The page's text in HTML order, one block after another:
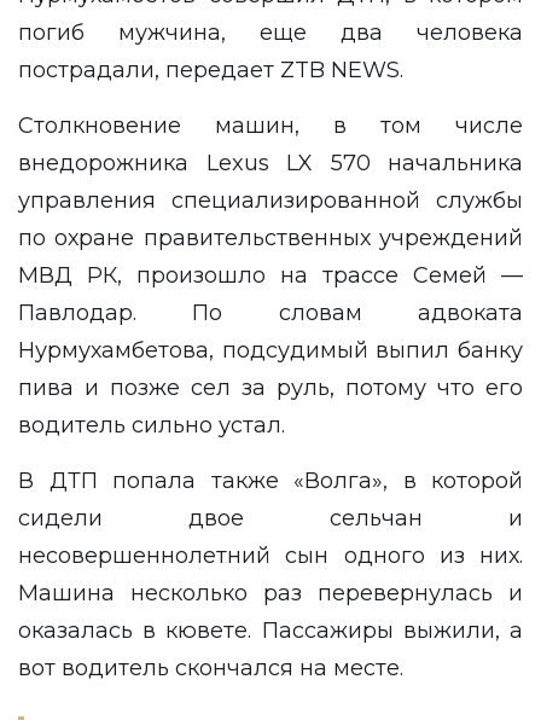
погиб мужчина, еще два человека
пострадали, передает ZTB NEWS.
Столкновение машин, в том числе
внедорожника Lexus LX 570 начальника
управления специализированной службы
по охране правительственных учреждений
МВД РК, произошло на трассе Семей —
Павлодар. По словам адвоката
Нурмухамбетова, подсудимый выпил банку
пива и позже сел за руль, потому что его
водитель сильно устал.
В ДТП попала также «Волга», в которой
сидели двое сельчан и
несовершеннолетний сын одного из них.
Машина несколько раз перевернулась и
оказалась в кювете. Пассажиры выжили, а
вот водитель скончался на месте.